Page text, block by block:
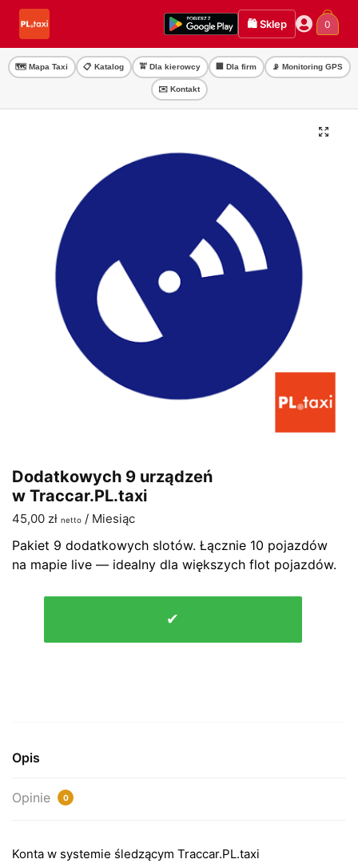
Przejdź
nawigacji
Przejdź
treści
🛍️ Sklep 0
🗺️ Mapa Taxi 📋 Katalog 🚖 Dla kierowcy 🏢 Dla firm 📡 Monitoring GPS
✉️ Kontakt
🔍
Dodatkowych 9 urządzeń
w Traccar.PL.taxi
45,00 zł netto / Miesiąc
Pakiet 9 dodatkowych slotów. Łącznie 10 pojazdów
na mapie live — idealny dla większych flot pojazdów.
✔
Opis
Opinie 0
Konta w systemie śledzącym Traccar.PL.taxi